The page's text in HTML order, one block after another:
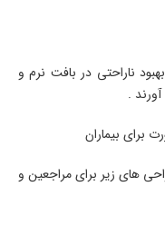
ناراحتی در بافت نرم و
.
برای بیماران
های زیر برای مراجعین و